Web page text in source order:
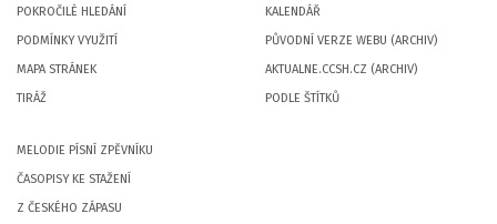
POKROČILÉ HLEDÁNÍ
PODMÍNKY VYUŽITÍ
MAPA STRÁNEK
TIRÁŽ
KALENDÁŘ
PŮVODNÍ VERZE WEBU (ARCHIV)
AKTUALNE.CCSH.CZ (ARCHIV)
PODLE ŠTÍTKŮ
MELODIE PÍSNÍ ZPĚVNÍKU
ČASOPISY KE STAŽENÍ
Z ČESKÉHO ZÁPASU